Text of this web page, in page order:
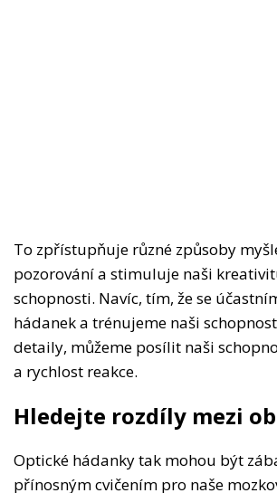
To zpřístupňuje různé způsoby
pozorování a stimuluje naši
schopnosti. Navíc, tím, že se
hádanek a trénujeme naši
detaily, můžeme posílit naši
a rychlost reakce.
Hledejte rozdíly mezi
Optické hádanky tak mohou být
přínosným cvičením pro naše